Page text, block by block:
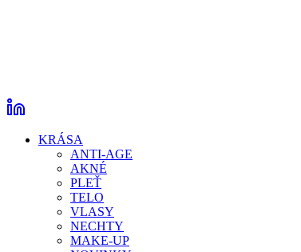
KRÁSA
ANTI-AGE
AKNÉ
PLEŤ
TELO
VLASY
NECHTY
MAKE-UP